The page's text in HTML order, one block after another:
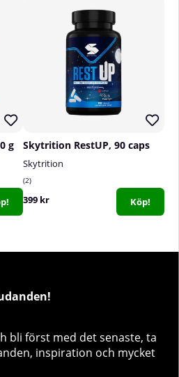
g Skytrition RestUP, 90 caps
Skytrition
2
399 kr Köp!
bli först med det senaste, ta
inspiration och mycket